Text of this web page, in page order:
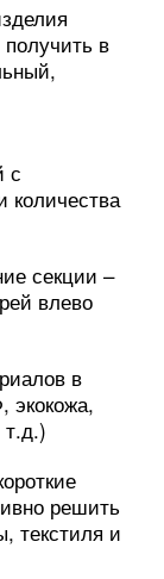
в
с
количества
секции –
влево
в
экокожа,
т.д.)
решить
текстиля и